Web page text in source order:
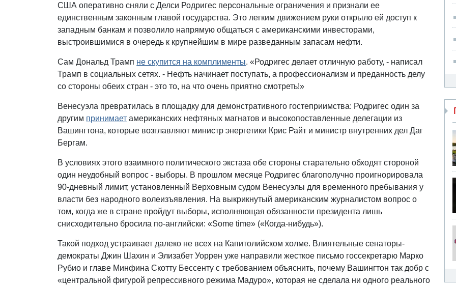
США оперативно сняли с Делси Родригес персональные ограничения и признали ее
единственным законным главой государства. Это легким движением руки открыло ей доступ к
западным банкам и позволило напрямую общаться с американскими инвесторами,
выстроившимися в очередь к крупнейшим в мире разведанным запасам нефти.
Сам Дональд Трамп не скупится на комплименты. «Родригес делает отличную работу, - написал
Трамп в социальных сетях. - Нефть начинает поступать, а профессионализм и преданность делу
со стороны обеих стран - это то, на что очень приятно смотреть!»
Венесуэла превратилась в площадку для демонстративного гостеприимства: Родригес один за
другим принимает американских нефтяных магнатов и высокопоставленные делегации из
Вашингтона, которые возглавляют министр энергетики Крис Райт и министр внутренних дел Даг
Бергам.
В условиях этого взаимного политического экстаза обе стороны старательно обходят стороной
один неудобный вопрос - выборы. В прошлом месяце Родригес благополучно проигнорировала
90-дневный лимит, установленный Верховным судом Венесуэлы для временного пребывания у
власти без народного волеизъявления. На выкрикнутый американским журналистом вопрос о
том, когда же в стране пройдут выборы, исполняющая обязанности президента лишь
снисходительно бросила по-английски: «Some time» («Когда-нибудь»).
Такой подход устраивает далеко не всех на Капитолийском холме. Влиятельные сенаторы-
демократы Джин Шахин и Элизабет Уоррен уже направили жесткое письмо госсекретарю Марко
Рубио и главе Минфина Скотту Бессенту с требованием объяснить, почему Вашингтон так добр с
«центральной фигурой репрессивного режима Мадуро», которая не сделала ни одного реального